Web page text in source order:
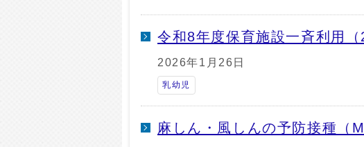
令和8年度保育施設一斉利用
2026年1月26日
乳幼児
麻しん・風しんの予防接種（